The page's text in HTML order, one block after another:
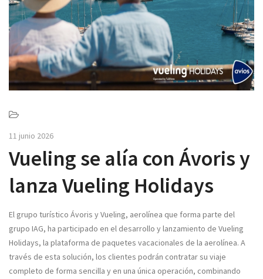
v
i
g
a
t
o
11 junio 2026
Vueling se alía con Ávoris y
lanza Vueling Holidays
El grupo turístico Ávoris y Vueling, aerolínea que forma parte del
grupo IAG, ha participado en el desarrollo y lanzamiento de Vueling
Holidays, la plataforma de paquetes vacacionales de la aerolínea. A
través de esta solución, los clientes podrán contratar su viaje
completo de forma sencilla y en una única operación, combinando